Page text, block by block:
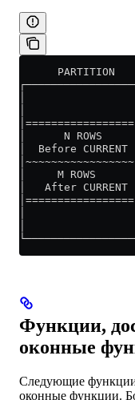
      PARTITION
│      N
│  Before
│     M ROWS
│   After
Функции,
оконные
Следующие функции
оконные функции.